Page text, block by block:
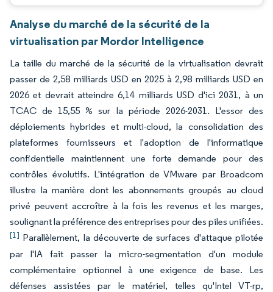
Analyse du marché de la sécurité de la
virtualisation par Mordor Intelligence
La taille du marché de la sécurité de la virtualisation devrait
passer de 2,58 milliards USD en 2025 à 2,98 milliards USD en
2026 et devrait atteindre 6,14 milliards USD d'ici 2031, à un
TCAC de 15,55 % sur la période 2026-2031. L'essor des
déploiements hybrides et multi-cloud, la consolidation des
plateformes fournisseurs et l'adoption de l'informatique
confidentielle maintiennent une forte demande pour des
contrôles évolutifs. L'intégration de VMware par Broadcom
illustre la manière dont les abonnements groupés au cloud
privé peuvent accroître à la fois les revenus et les marges,
soulignant la préférence des entreprises pour des piles unifiées.
[1] Parallèlement, la découverte de surfaces d'attaque pilotée
par l'IA fait passer la micro-segmentation d'un module
complémentaire optionnel à une exigence de base. Les
défenses assistées par le matériel, telles qu'Intel VT-rp,